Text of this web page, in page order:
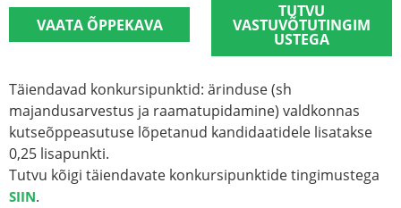
VAATA ÕPPEKAVA
TUTVU
VASTUVÕTUTINGIM
USTEGA
Täiendavad konkursipunktid: ärinduse (sh
majandusarvestus ja raamatupidamine) valdkonnas
kutseõppeasutuse lõpetanud kandidaatidele lisatakse
0,25 lisapunkti.
Tutvu kõigi täiendavate konkursipunktide tingimustega
SIIN.